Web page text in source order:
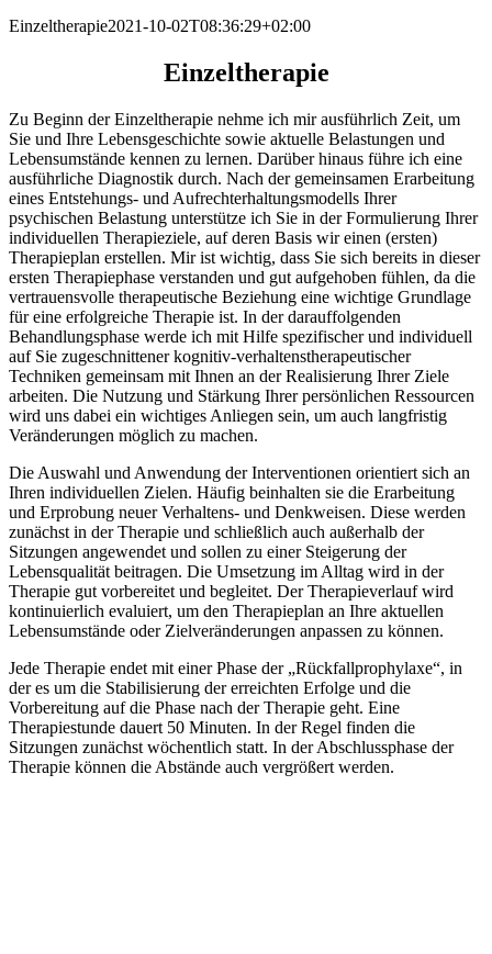
Einzeltherapie2021-10-02T08:36:29+02:00
Einzeltherapie
Zu Beginn der Einzeltherapie nehme ich mir ausführlich Zeit, um
Sie und Ihre Lebensgeschichte sowie aktuelle Belastungen und
Lebensumstände kennen zu lernen. Darüber hinaus führe ich eine
ausführliche Diagnostik durch. Nach der gemeinsamen Erarbeitung
eines Entstehungs- und Aufrechterhaltungsmodells Ihrer
psychischen Belastung unterstütze ich Sie in der Formulierung Ihrer
individuellen Therapieziele, auf deren Basis wir einen (ersten)
Therapieplan erstellen. Mir ist wichtig, dass Sie sich bereits in dieser
ersten Therapiephase verstanden und gut aufgehoben fühlen, da die
vertrauensvolle therapeutische Beziehung eine wichtige Grundlage
für eine erfolgreiche Therapie ist. In der darauffolgenden
Behandlungsphase werde ich mit Hilfe spezifischer und individuell
auf Sie zugeschnittener kognitiv-verhaltenstherapeutischer
Techniken gemeinsam mit Ihnen an der Realisierung Ihrer Ziele
arbeiten. Die Nutzung und Stärkung Ihrer persönlichen Ressourcen
wird uns dabei ein wichtiges Anliegen sein, um auch langfristig
Veränderungen möglich zu machen.
Die Auswahl und Anwendung der Interventionen orientiert sich an
Ihren individuellen Zielen. Häufig beinhalten sie die Erarbeitung
und Erprobung neuer Verhaltens- und Denkweisen. Diese werden
zunächst in der Therapie und schließlich auch außerhalb der
Sitzungen angewendet und sollen zu einer Steigerung der
Lebensqualität beitragen. Die Umsetzung im Alltag wird in der
Therapie gut vorbereitet und begleitet. Der Therapieverlauf wird
kontinuierlich evaluiert, um den Therapieplan an Ihre aktuellen
Lebensumstände oder Zielveränderungen anpassen zu können.
Jede Therapie endet mit einer Phase der „Rückfallprophylaxe“, in
der es um die Stabilisierung der erreichten Erfolge und die
Vorbereitung auf die Phase nach der Therapie geht. Eine
Therapiestunde dauert 50 Minuten. In der Regel finden die
Sitzungen zunächst wöchentlich statt. In der Abschlussphase der
Therapie können die Abstände auch vergrößert werden.